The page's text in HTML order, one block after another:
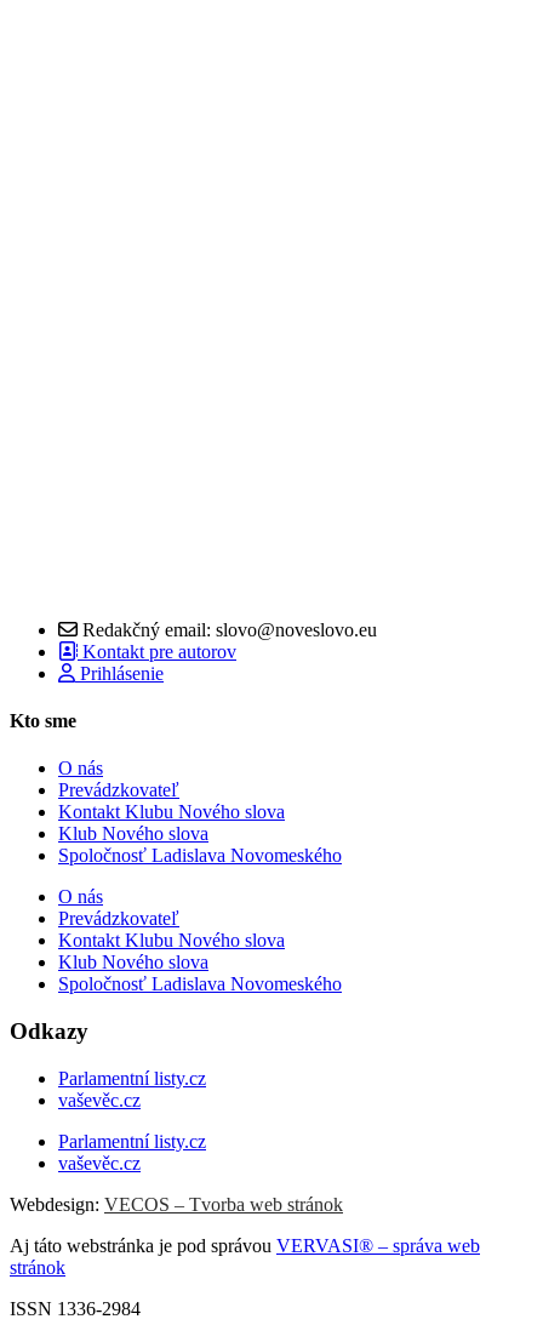
Redakčný email: slovo@noveslovo.eu
Kontakt pre autorov
Prihlásenie
Kto sme
O nás
Prevádzkovateľ
Kontakt Klubu Nového slova
Klub Nového slova
Spoločnosť Ladislava Novomeského
O nás
Prevádzkovateľ
Kontakt Klubu Nového slova
Klub Nového slova
Spoločnosť Ladislava Novomeského
Odkazy
Parlamentní listy.cz
vaševěc.cz
Parlamentní listy.cz
vaševěc.cz
Webdesign: VECOS – Tvorba web stránok
Aj táto webstránka je pod správou VERVASI® – správa web
stránok
ISSN 1336-2984